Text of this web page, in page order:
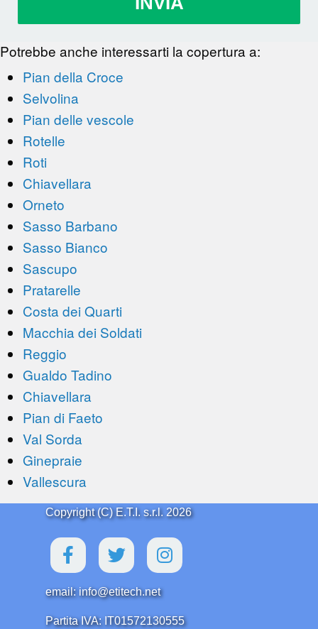
Potrebbe anche interessarti la copertura a:
Pian della Croce
Selvolina
Pian delle vescole
Rotelle
Roti
Chiavellara
Orneto
Sasso Barbano
Sasso Bianco
Sascupo
Pratarelle
Costa dei Quarti
Macchia dei Soldati
Reggio
Gualdo Tadino
Chiavellara
Pian di Faeto
Val Sorda
Ginepraie
Vallescura
Copyright (C) E.T.I. s.r.l. 2026
email: info@etitech.net
Partita IVA: IT01572130555